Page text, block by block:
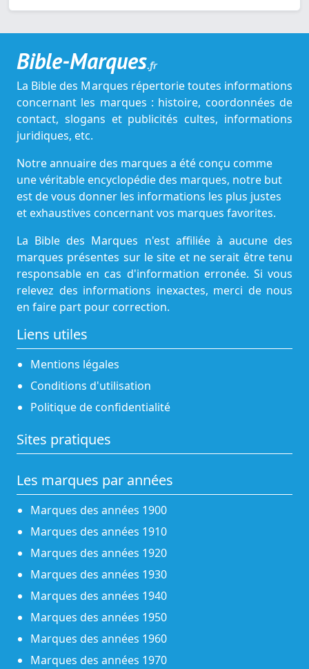
Bible-Marques.fr
La Bible des Marques répertorie toutes informations
concernant les marques : histoire, coordonnées de
contact, slogans et publicités cultes, informations
juridiques, etc.
Notre annuaire des marques a été conçu comme
une véritable encyclopédie des marques, notre but
est de vous donner les informations les plus justes
et exhaustives concernant vos marques favorites.
La Bible des Marques n'est affiliée à aucune des
marques présentes sur le site et ne serait être tenu
responsable en cas d'information erronée. Si vous
relevez des informations inexactes, merci de nous
en faire part pour correction.
Liens utiles
Mentions légales
Conditions d'utilisation
Politique de confidentialité
Sites pratiques
Les marques par années
Marques des années 1900
Marques des années 1910
Marques des années 1920
Marques des années 1930
Marques des années 1940
Marques des années 1950
Marques des années 1960
Marques des années 1970